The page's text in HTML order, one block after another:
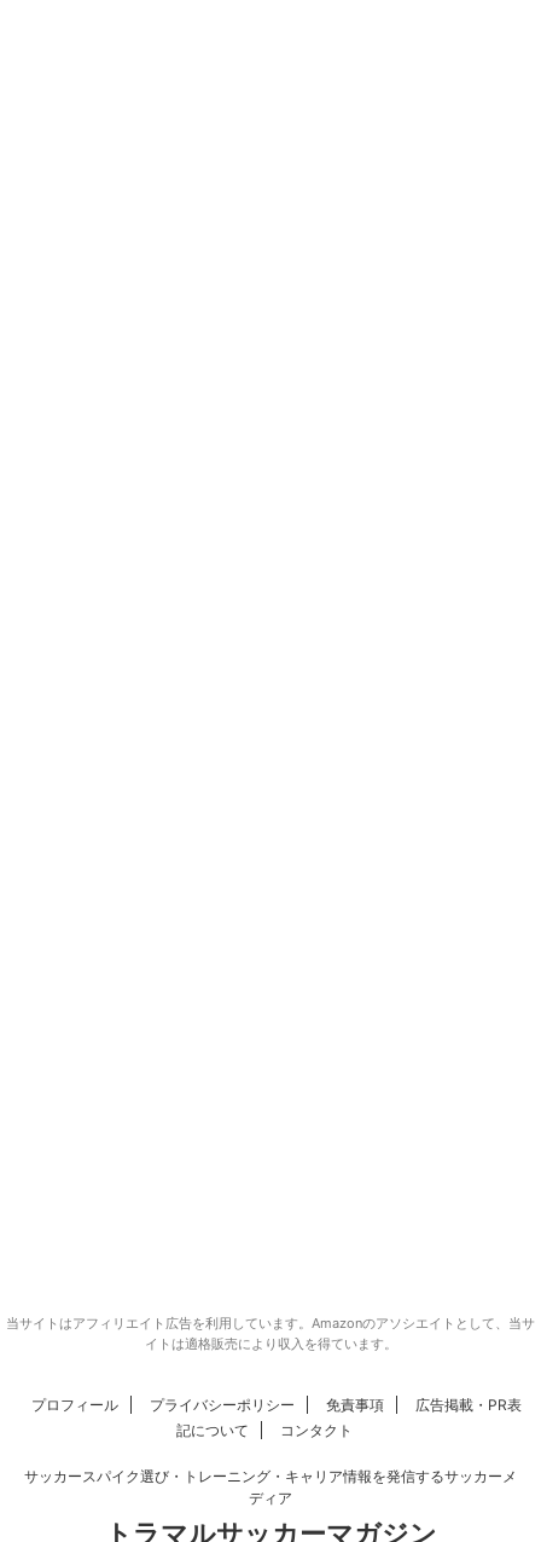
当サイトはアフィリエイト広告を利用しています。Amazonのアソシエイトとして、当サ
イトは適格販売により収入を得ています。
プロフィール プライバシーポリシー 免責事項
広告掲載・PR表
記について
コンタクト
サッカースパイク選び・トレーニング・キャリア情報を発信するサッカーメ
ディア
トラマルサッカーマガジン